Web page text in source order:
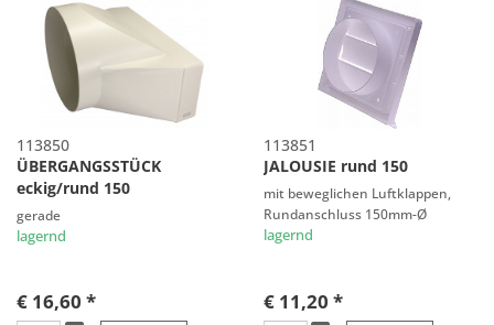
113850
ÜBERGANGSSTÜCK
eckig/rund 150
gerade
lagernd
€ 16,60 *
113851
JALOUSIE rund 150
mit beweglichen Luftklappen,
Rundanschluss 150mm-Ø
lagernd
€ 11,20 *